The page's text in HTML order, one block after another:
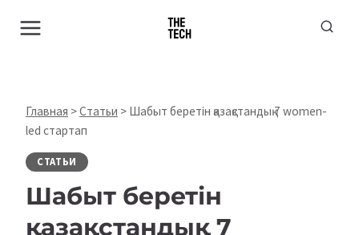
Главная >Статьи > Шабыт беретін қазақстандық 7 women-
led стартап
СТАТЬИ
Шабыт беретін
қазақстандық 7